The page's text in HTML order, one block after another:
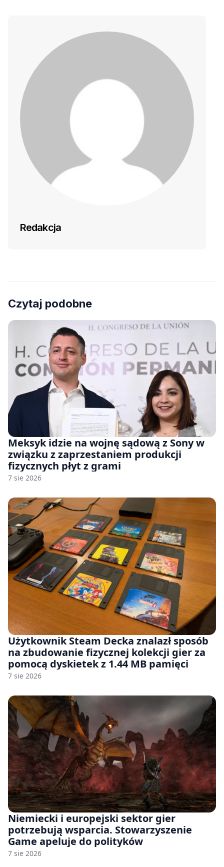
Redakcja
Czytaj podobne
Meksyk idzie na wojnę sądową z Sony w
związku z zaprzestaniem produkcji
fizycznych płyt z grami
7 sie 2026
Użytkownik Steam Decka znalazł sposób
na zbudowanie fizycznej kolekcji gier za
pomocą dyskietek z 1.44 MB pamięci
7 sie 2026
Niemiecki i europejski sektor gier
potrzebują wsparcia. Stowarzyszenie
Game apeluje do polityków
7 sie 2026